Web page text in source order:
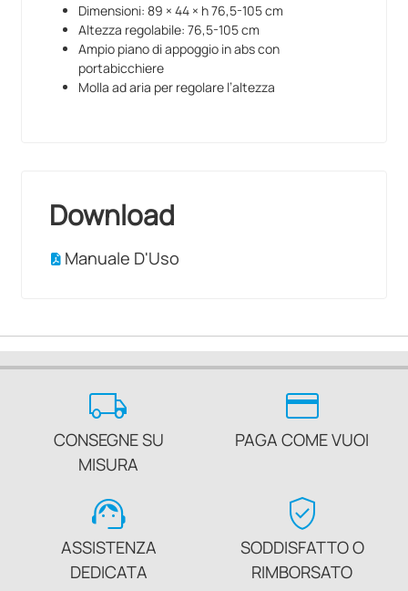
Dimensioni: 89 × 44 × h 76,5-105 cm
Altezza regolabile: 76,5-105 cm
Ampio piano di appoggio in abs con
portabicchiere
Molla ad aria per regolare l’altezza
Download
Manuale D'Uso
local_shipping
CONSEGNE SU
MISURA
credit_card
PAGA COME VUOI
support_agent
ASSISTENZA
DEDICATA
verified_user
SODDISFATTO O
RIMBORSATO